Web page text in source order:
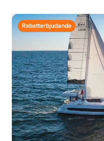
Rabatterbjudande